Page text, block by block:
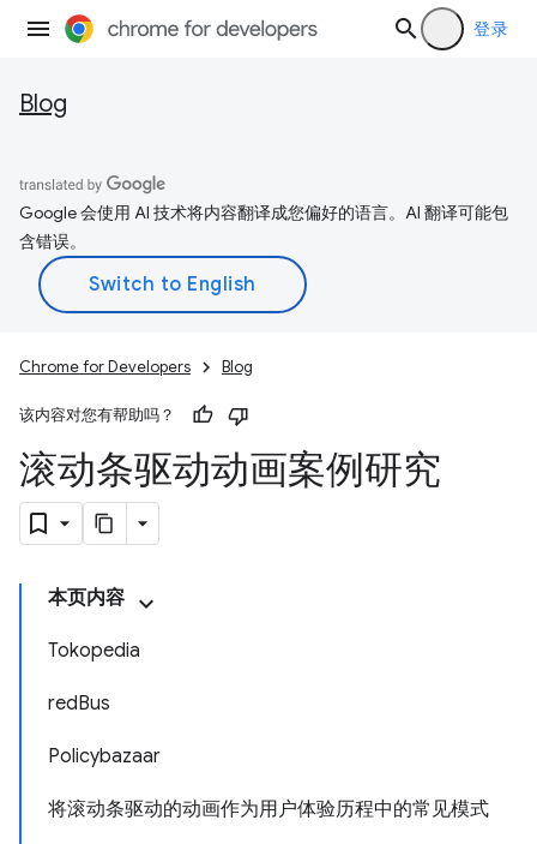
登录
Blog
Google 会使用 AI 技术将内容翻译成您偏好的语言。AI 翻译可能包
含错误。
Chrome for Developers Blog
该内容对您有帮助吗？
滚动条驱动动画案例研究
本页内容
Tokopedia
redBus
Policybazaar
将滚动条驱动的动画作为用户体验历程中的常见模式